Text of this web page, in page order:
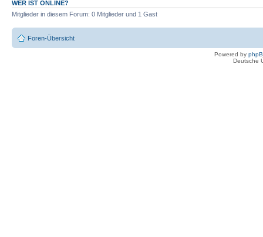
WER IST ONLINE?
Mitglieder in diesem Forum: 0 Mitglieder und 1 Gast
Foren-Übersicht
Powered by
Deutsche